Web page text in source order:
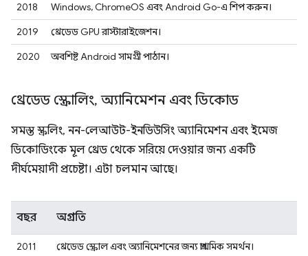
2018
Windows, ChromeOS এবং Android Go-এ শিপ করুন।
2019
থ্রেডেড GPU রাস্টারাইজেশন।
2020
অবশিষ্ট Android সামগ্রী পাঠান।
থ্রেডেড স্ক্রোলিং, অ্যানিমেশন এবং ডিকোড
সমস্ত স্ক্রলিং, নন-লেআউট-ইনডিউসিং অ্যানিমেশন এবং ইমেজ
ডিকোডিংকে মূল থ্রেড থেকে সরিয়ে দেওয়ার জন্য একটি
দীর্ঘমেয়াদী প্রচেষ্টা। এটা চলমান আছে।
বছর অগ্রগতি
2011
থ্রেডেড স্ক্রোল এবং অ্যানিমেশনের জন্য প্রাথমিক সমর্থন।